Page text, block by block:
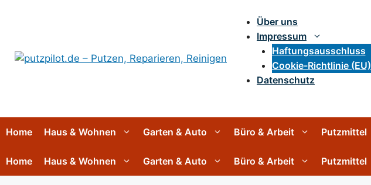
Über uns
Impressum
Haftungsausschluss
Cookie-Richtlinie (EU)
Datenschutz
Home Haus & Wohnen Garten & Auto Büro & Arbeit Putzmittel
Home Haus & Wohnen Garten & Auto Büro & Arbeit Putzmittel